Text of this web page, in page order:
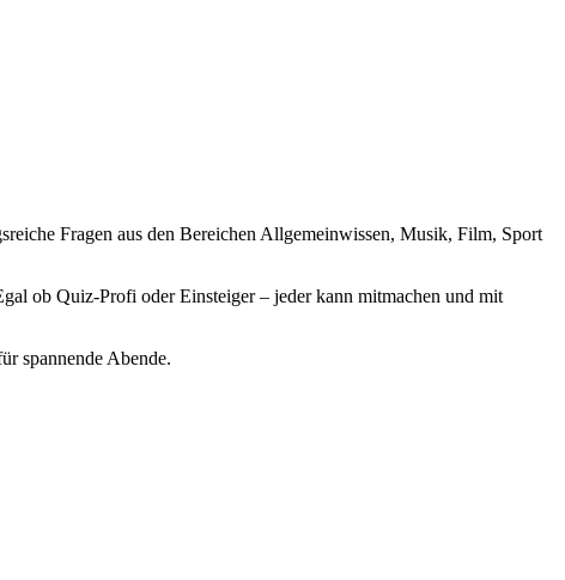
Fragen aus den Bereichen Allgemeinwissen, Musik, Film, Sport
ob Quiz-Profi oder Einsteiger – jeder kann mitmachen und mit
spannende Abende.